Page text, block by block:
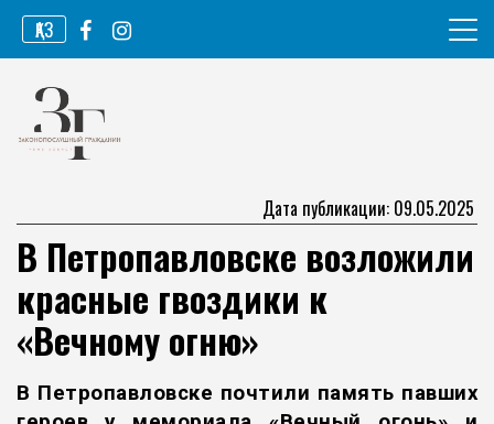
Перейти
содержимому
ҚАЗ
Законопослушный гражданин
Дата публикации: 09.05.2025
В Петропавловске возложили
красные гвоздики к
«Вечному огню»
В Петропавловске почтили память павших